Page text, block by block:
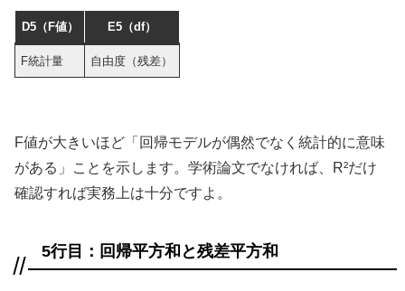
D5（F値） E5（df）
F統計量 自由度（残差）
F値が大きいほど「回帰モデルが偶然でなく統計的に意味
がある」ことを示します。学術論文でなければ、R²だけ
確認すれば実務上は十分ですよ。
5行目：回帰平方和と残差平方和